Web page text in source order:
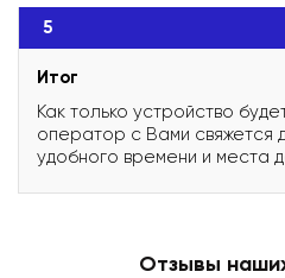
5
Итог
Как только устройство
оператор с Вами свяжется
удобного времени и места
Отзывы